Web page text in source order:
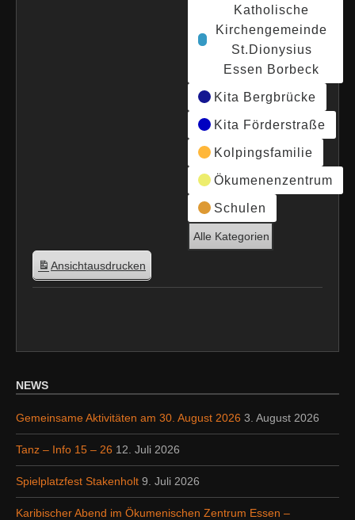
Katholische
Kirchengemeinde
St.Dionysius
Essen Borbeck
Kita Bergbrücke
Kita Förderstraße
Kolpingsfamilie
Ökumenenzentrum
Schulen
Alle Kategorien
Ansichtausdrucken
NEWS
Gemeinsame Aktivitäten am 30. August 2026 3. August 2026
Tanz – Info 15 – 26 12. Juli 2026
Spielplatzfest Stakenholt 9. Juli 2026
Karibischer Abend im Ökumenischen Zentrum Essen –